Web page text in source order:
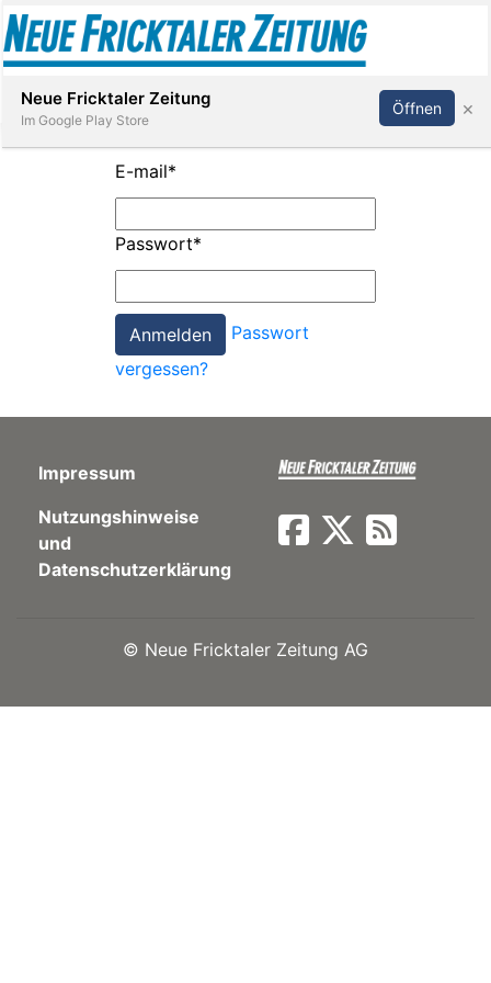
Paper
App
Abonnieren Anmelden
E-mail*
Passwort*
Passwort
vergessen?
Impressum
Nutzungshinweise
und
Datenschutzerklärung
© Neue Fricktaler Zeitung AG
Neue Fricktaler Zeitung
Im Google Play Store
Öffnen ×